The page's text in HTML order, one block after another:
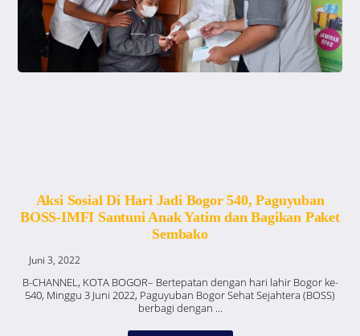
Aksi Sosial Di Hari Jadi Bogor 540, Paguyuban
BOSS-IMFI Santuni Anak Yatim dan Bagikan Paket
Sembako
Juni 3, 2022
B-CHANNEL, KOTA BOGOR– Bertepatan dengan hari lahir Bogor ke-
540, Minggu 3 Juni 2022, Paguyuban Bogor Sehat Sejahtera (BOSS)
berbagi dengan ...